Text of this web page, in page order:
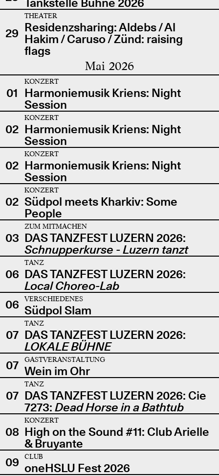
29
THEATER
Residenzsharing: Aldebs / Al
Hakim / Caruso / Zünd: raising
flags
Mai 2026
01
KONZERT
Harmoniemusik Kriens: Night
Session
02
KONZERT
Harmoniemusik Kriens: Night
Session
02
KONZERT
Harmoniemusik Kriens: Night
Session
02
KONZERT
Südpol meets Kharkiv: Some
People
03
ZUM MITMACHEN
DAS TANZFEST LUZERN 2026:
Schnupperkurse - Luzern tanzt
06
TANZ
DAS TANZFEST LUZERN 2026:
Local Choreo-Lab
06
VERSCHIEDENES
Südpol Slam
07
TANZ
DAS TANZFEST LUZERN 2026:
LOKALE BÜHNE
07
GASTVERANSTALTUNG
Wein im Ohr
07
TANZ
DAS TANZFEST LUZERN 2026: Cie
7273: Dead Horse in a Bathtub
08
KONZERT
High on the Sound #11: Club Arielle
& Bruyante
09
CLUB
oneHSLU Fest 2026